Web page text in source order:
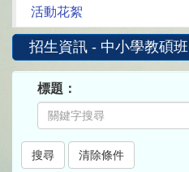
活動花絮
招生資訊 - 中小學教碩班
標題：